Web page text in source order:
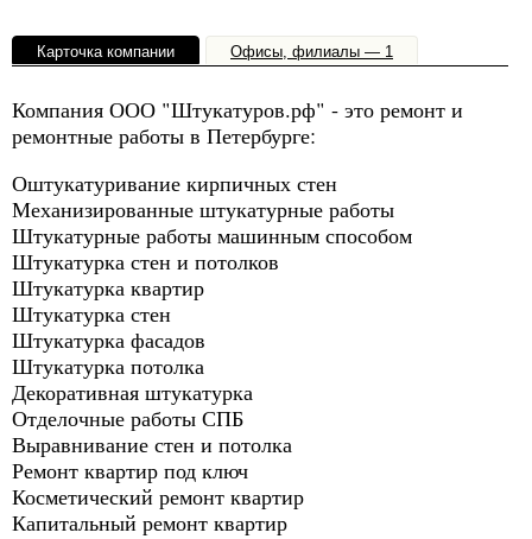
Карточка компании Офисы, филиалы — 1
Компания ООО "Штукатуров.рф" - это ремонт и
ремонтные работы в Петербурге:
Оштукатуривание кирпичных стен
Механизированные штукатурные работы
Штукатурные работы машинным способом
Штукатурка стен и потолков
Штукатурка квартир
Штукатурка стен
Штукатурка фасадов
Штукатурка потолка
Декоративная штукатурка
Отделочные работы СПБ
Выравнивание стен и потолка
Ремонт квартир под ключ
Косметический ремонт квартир
Капитальный ремонт квартир